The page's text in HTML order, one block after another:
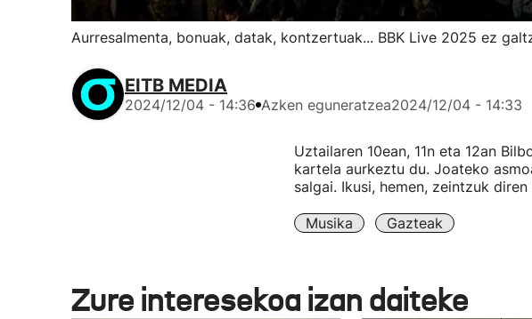
Aurresalmenta, bonuak, datak, kontzertuak... BBK Live 2025 ez
EITB MEDIA
2024/12/04 - 14:36 Azken eguneratzea2024/12/04 - 14:33
Uztailaren 10ean, 11n eta 12an
kartela aurkeztu du. Joateko
salgai. Ikusi, hemen, zeintzuk
Musika Gazteak
Zure interesekoa izan daiteke